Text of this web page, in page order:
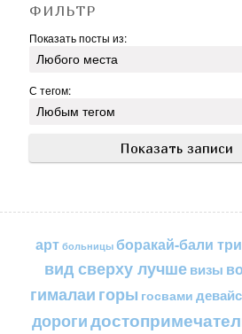
ФИЛЬТР
Показать посты из:
С тегом:
арт больницы боракай-бали
вид сверху лучшевизы
гималаи горы госвами
дороги